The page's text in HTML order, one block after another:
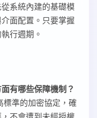
系統內建的基礎模
面配置。只要掌握
行週期。
有哪些保障機制？
準的加密協定，確